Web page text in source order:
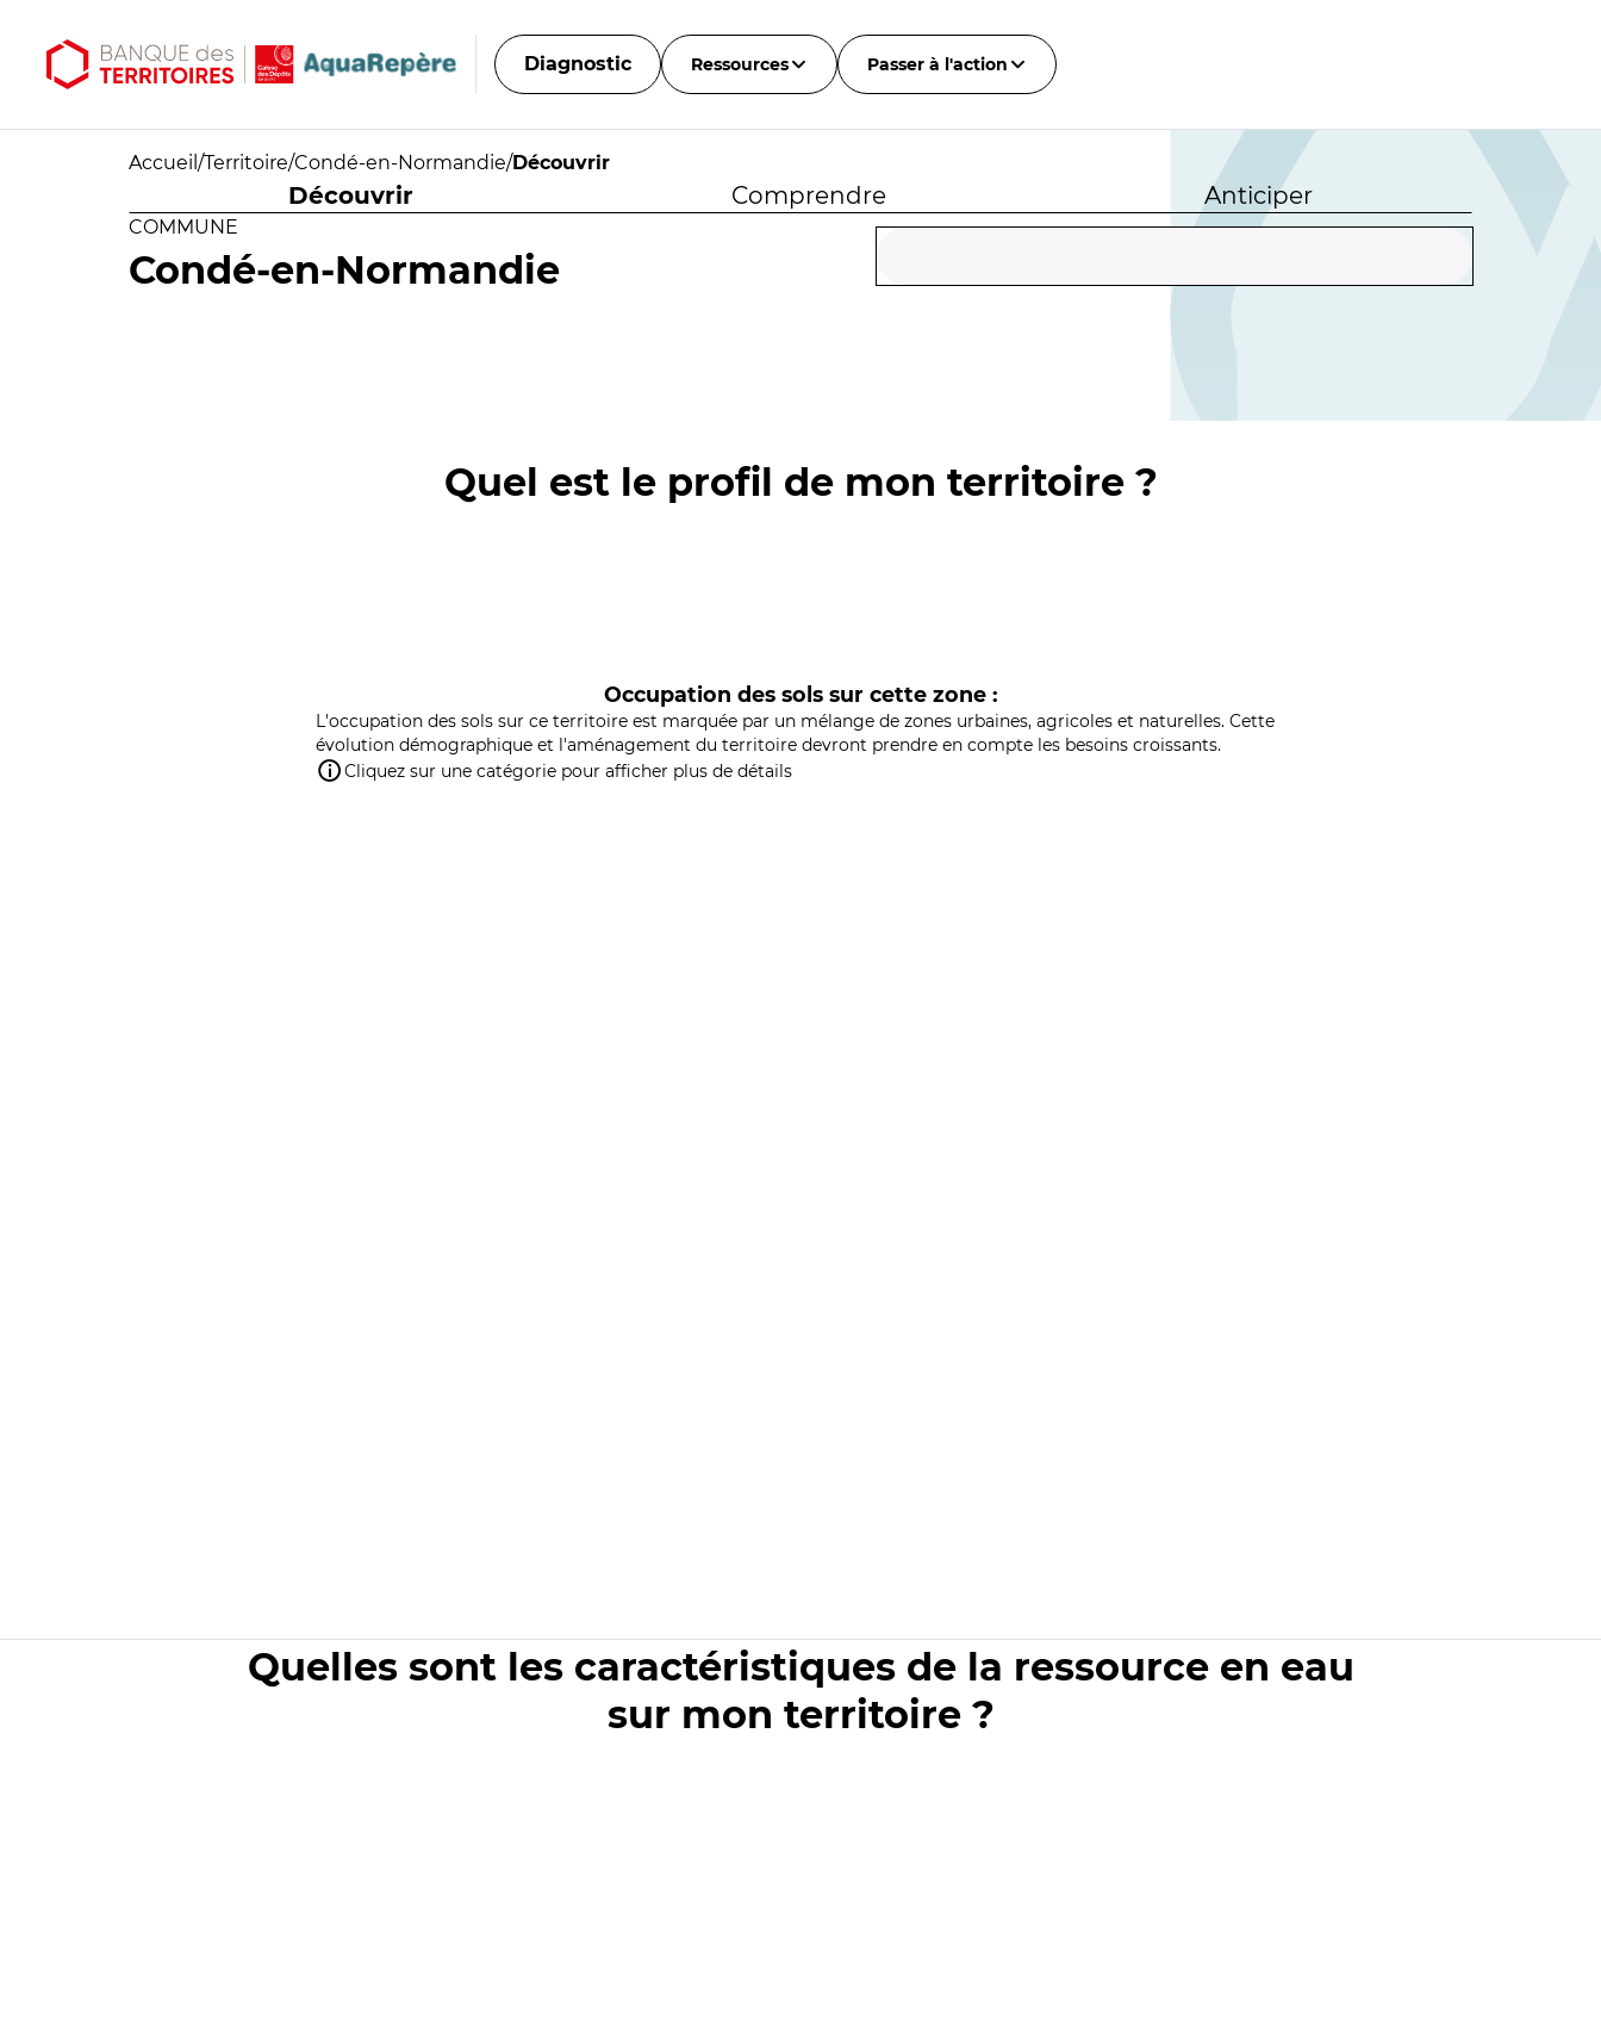
Diagnostic Ressources Passer à l'action
Accueil /Territoire/Condé-en-Normandie/Découvrir
Découvrir Comprendre Anticiper
COMMUNE
Condé-en-Normandie
Quel est le profil de mon territoire ?
Occupation des sols sur cette zone :
L'occupation des sols sur ce territoire est marquée par un mélange de zones urbaines, agricoles et naturelles. Cette
évolution démographique et l'aménagement du territoire devront prendre en compte les besoins croissants.
Cliquez sur une catégorie pour afficher plus de détails
Quelles sont les caractéristiques de la ressource en eau
sur mon territoire ?